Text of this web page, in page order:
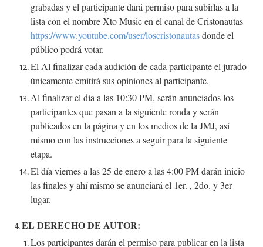
grabadas y el participante dará permiso para subirlas a la
lista con el nombre Xto Music en el canal de Cristonautas
https://www.youtube.com/user/loscristonautasdonde el
público podrá votar.
El Al finalizar cada audición de cada participante el jurado
únicamente emitirá sus opiniones al participante.
Al finalizar el día a las 10:30 PM, serán anunciados los
participantes que pasan a la siguiente ronda y serán
publicados en la página y en los medios de la JMJ, así
mismo con las instrucciones a seguir para la siguiente
etapa.
El día viernes a las 25 de enero a las 4:00 PM darán inicio
las finales y ahí mismo se anunciará el 1er. , 2do. y 3er
lugar.
EL DERECHO DE AUTOR:
Los participantes darán el permiso para publicar en la lista